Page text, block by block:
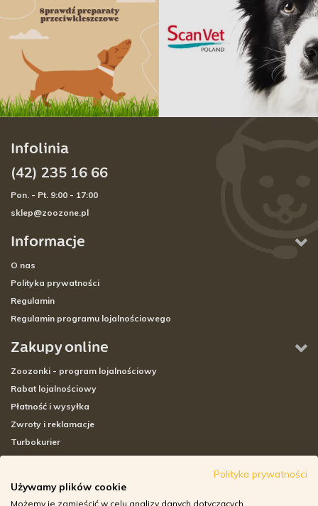
Informacje
O nas
Polityka prywatności
Regulamin
Regulamin programu lojalnościowego
Zakupy online
Zoozonki - program lojalnościowy
Rabat lojalnościowy
Płatność i wysyłka
Zwroty i reklamacje
Turbokurier
Adresy sklepów stacjonarnych
Infolinia
(42) 235 16 66
Pon. - Pt. 9:00 - 17:00
sklep@zoozone.pl
Polityka prywatności
Używamy plików cookie
Możemy je zamieścić w celu analizy danych dotyczących